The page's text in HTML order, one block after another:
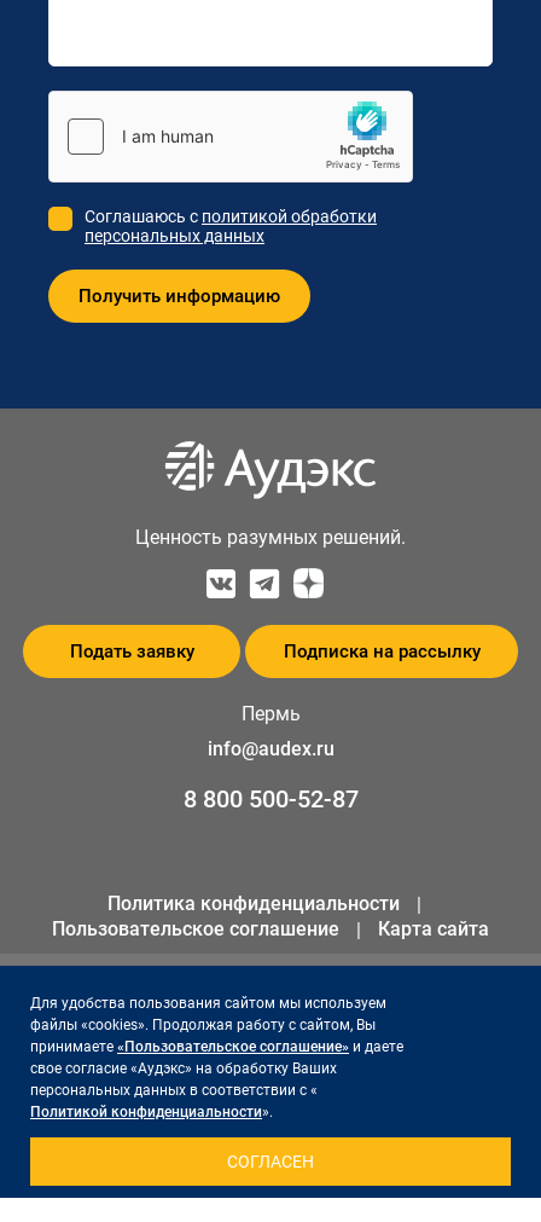
Соглашаюсь с политикой обработки
персональных данных
Ценность разумных решений.
Подать заявку Подписка на рассылку
Пермь
info@audex.ru
8 800 500-52-87
Политика конфиденциальности
Пользовательское соглашение
Карта сайта
ИНН 1655301258
ОГРН 1141690066561
Сайт поддерживает и продвигает -
Для удобства пользования сайтом мы используем
файлы «cookies». Продолжая работу с сайтом, Вы
принимаете «Пользовательское соглашение» и даете
свое согласие «Аудэкс» на обработку Ваших
персональных данных в соответствии с «
Политикой конфиденциальности».
СОГЛАСЕН